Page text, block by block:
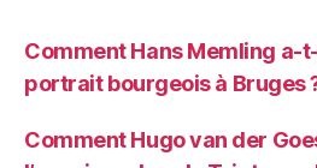
Comment Hans Memling a-
portrait bourgeois à Bruges
Comment Hugo van der